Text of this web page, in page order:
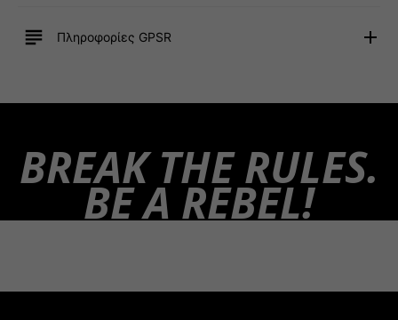
Πληροφορίες GPSR
BREAK THE RULES.
BE A REBEL!